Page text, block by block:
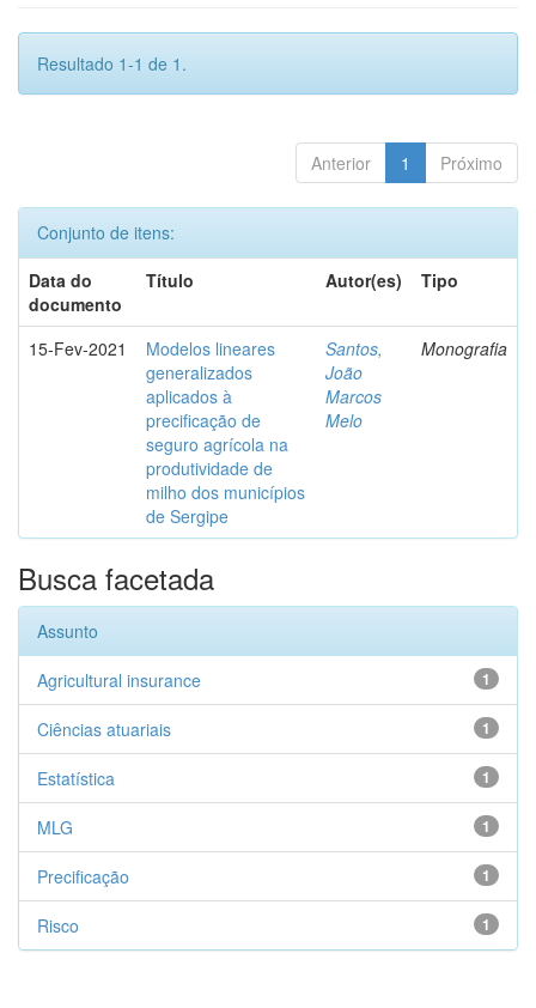
Resultado 1-1 de 1.
Anterior 1 Próximo
Conjunto de itens:
Data do
documento
Título Autor(es) Tipo
15-Fev-2021
Modelos lineares
generalizados
aplicados à
precificação de
seguro agrícola na
produtividade de
milho dos municípios
de Sergipe
Santos,
João
Marcos
Melo
Monografia
Busca facetada
Assunto
1
Agricultural insurance
1
Ciências atuariais
1
Estatística
1
MLG
1
Precificação
1
Risco